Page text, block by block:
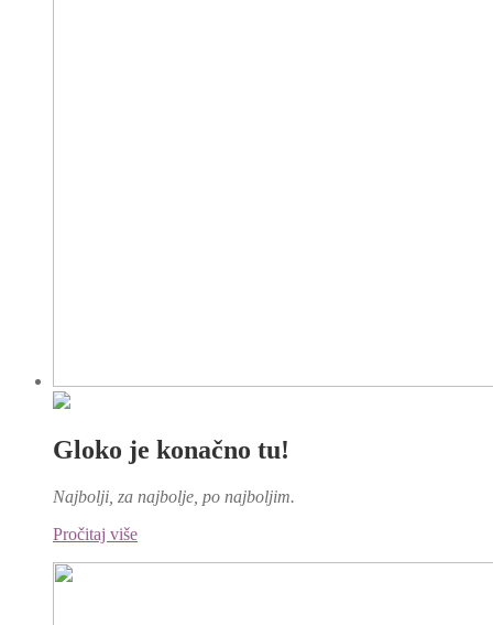
Gloko je konačno tu!
Najbolji, za najbolje, po najboljim.
Pročitaj više